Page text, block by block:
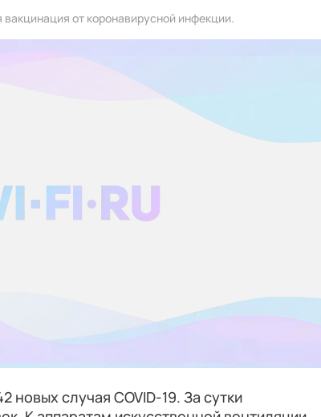
от коронавирусной инфекции.
новых случая COVID-19. За сутки